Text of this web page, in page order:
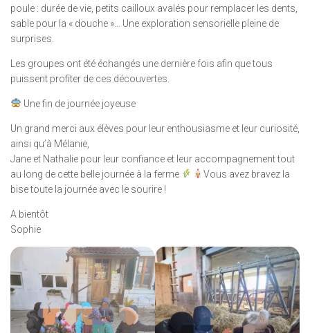
poule : durée de vie, petits cailloux avalés pour remplacer les dents,
sable pour la « douche »… Une exploration sensorielle pleine de
surprises.
Les groupes ont été échangés une dernière fois afin que tous
puissent profiter de ces découvertes.
Une fin de journée joyeuse
Un grand merci aux élèves pour leur enthousiasme et leur curiosité,
ainsi qu’à Mélanie,
Jane et Nathalie pour leur confiance et leur accompagnement tout
au long de cette belle journée à la ferme
Vous avez bravez la
bise toute la journée avec le sourire !
A bientôt
Sophie